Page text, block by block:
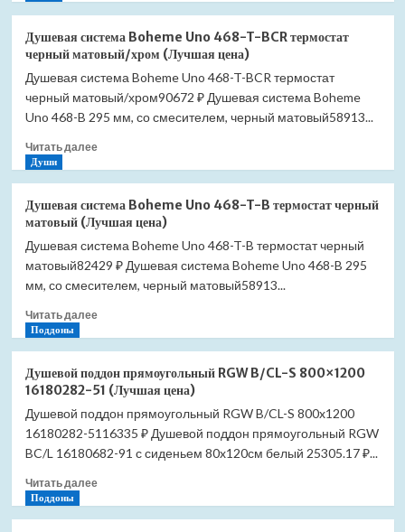
система
Boheme
Uno
468-
T-
термостат
матовый/
золото
цена)
Душевая система Boheme Uno 468-T-BCR термостат
черный матовый/хром (Лучшая цена)
Душевая система Boheme Uno 468-T-BCR термостат
черный матовый/хром90672 ₽ Душевая система Boheme
Uno 468-B 295 мм, со смесителем, черный матовый58913...
Читать далееПрочитать
система
Boheme
Uno
468-
T-
термостат
матовый/
(Лучшая
цена)
Души
Душевая система Boheme Uno 468-T-B термостат черный
матовый (Лучшая цена)
Душевая система Boheme Uno 468-T-B термостат черный
матовый82429 ₽ Душевая система Boheme Uno 468-B 295
мм, со смесителем, черный матовый58913...
Читать далееПрочитать
система
Boheme
Uno
468-
T-
термостат
матовый
Поддоны
Душевой поддон прямоугольный RGW B/CL-S 800×1200
16180282-51 (Лучшая цена)
Душевой поддон прямоугольный RGW B/CL-S 800x1200
16180282-5116335 ₽ Душевой поддон прямоугольный RGW
BC/L 16180682-91 с сиденьем 80x120см белый 25305.17 ₽...
Читать далееПрочитать
Поддоны